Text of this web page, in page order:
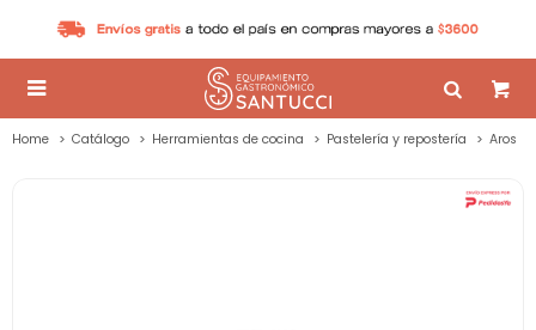

Home Catálogo Herramientas de cocina Pastelería y repostería Aros